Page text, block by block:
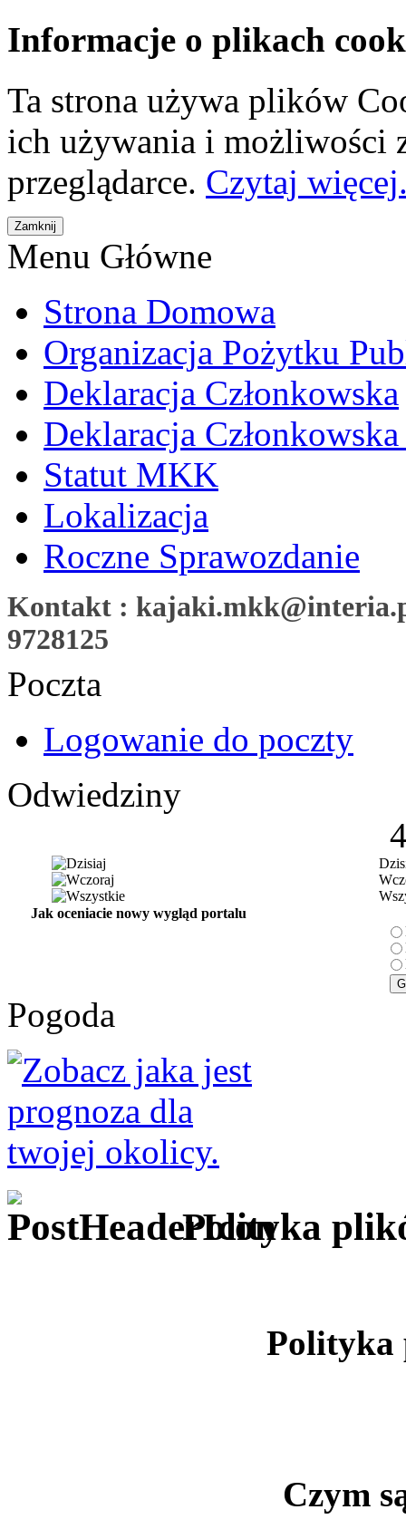
Informacje o plikach
Ta strona używa plików
ich używania i możliwości
przeglądarce. Czytaj
Menu Główne
Strona Domowa
Organizacja Pożytku
Deklaracja Członkowska
Deklaracja
Statut MKK
Lokalizacja
Roczne Sprawozdanie
Kontakt :
9728125
Poczta
Logowanie do poczty
Odwiedziny
Jak oceniacie nowy wygląd portalu
Pogoda
Polityka
Polityka
Czym